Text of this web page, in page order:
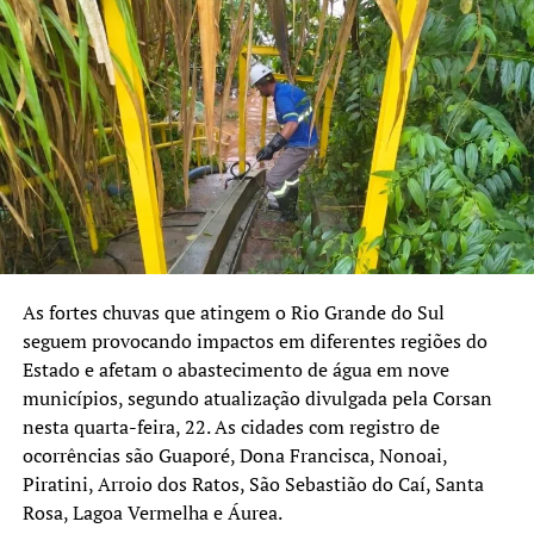
As fortes chuvas que atingem o Rio Grande do Sul
seguem provocando impactos em diferentes regiões do
Estado e afetam o abastecimento de água em nove
municípios, segundo atualização divulgada pela Corsan
nesta quarta-feira, 22. As cidades com registro de
ocorrências são Guaporé, Dona Francisca, Nonoai,
Piratini, Arroio dos Ratos, São Sebastião do Caí, Santa
Rosa, Lagoa Vermelha e Áurea.